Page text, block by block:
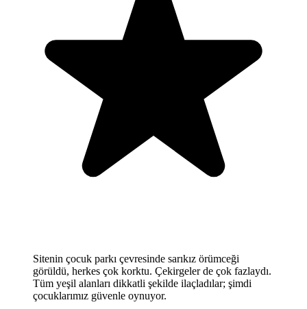
Sitenin çocuk parkı çevresinde sarıkız örümceği
görüldü, herkes çok korktu. Çekirgeler de çok fazlaydı.
Tüm yeşil alanları dikkatli şekilde ilaçladılar; şimdi
çocuklarımız güvenle oynuyor.